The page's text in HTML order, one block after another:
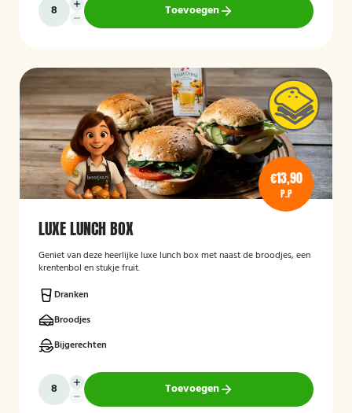
Toevoegen
€13,90
P.P
LUXE LUNCH BOX
Geniet van deze heerlijke luxe lunch box met naast de broodjes, een
krentenbol en stukje fruit.
Dranken
Broodjes
Bijgerechten
Toevoegen